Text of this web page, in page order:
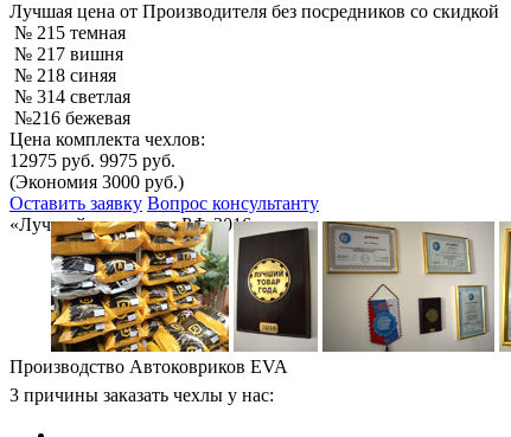
Лучшая цена от Производителя без посредников со скидкой
№ 215 темная
№ 217 вишня
№ 218 синяя
№ 314 светлая
№216 бежевая
Цена комплекта чехлов:
12975 руб. 9975 руб.
(Экономия 3000 руб.)
Оставить заявку Вопрос консультанту
«Лучший товар года РФ-2016»
Производство Автоковриков EVA
3 причины заказать чехлы у нас: